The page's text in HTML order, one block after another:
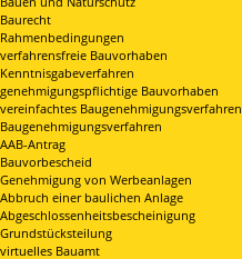
Baurecht
Rahmenbedingungen
verfahrensfreie Bauvorhaben
Kenntnisgabeverfahren
genehmigungspflichtige Bauvorhaben
vereinfachtes Baugenehmigungsverfahren
Baugenehmigungsverfahren
AAB-Antrag
Bauvorbescheid
Genehmigung von Werbeanlagen
Abbruch einer baulichen Anlage
Abgeschlossenheitsbescheinigung
Grundstücksteilung
virtuelles Bauamt